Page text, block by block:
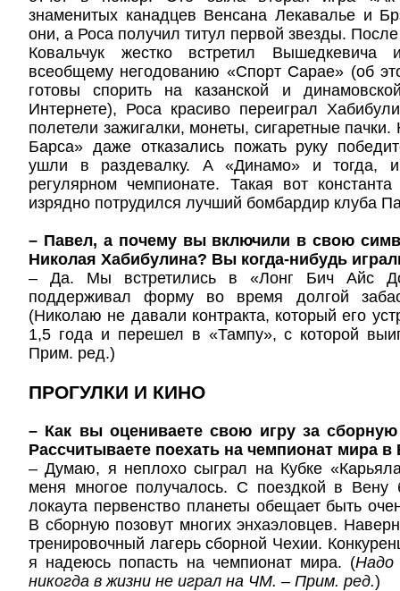
знаменитых канадцев Венсана Лекавалье и
они, а Роса получил титул первой звезды. После
Ковальчук жестко встретил
всеобщему негодованию «Спорт Сарае» (об
готовы спорить на казанской и
Интернете), Роса красиво переиграл
полетели зажигалки, монеты, сигаретные
Барса» даже отказались пожать руку
ушли в раздевалку. А «Динамо» и тогда,
регулярном чемпионате. Такая вот
изрядно потрудился лучший бомбардир клуба
– Павел, а почему вы включили в свою
Николая Хабибулина? Вы когда-нибудь
– Да. Мы встретились в «Лонг Бич Айс
поддерживал форму во время долгой
(Николаю не давали контракта, который его
1,5 года и перешел в «Тампу», с которой
Прим. ред.)
ПРОГУЛКИ И КИНО
– Как вы оцениваете свою игру за
Рассчитываете поехать на чемпионат мира в
– Думаю, я неплохо сыграл на Кубке
меня многое получалось. С поездкой в Вену
локаута первенство планеты обещает быть
В сборную позовут многих энхаэловцев.
тренировочный лагерь сборной Чехии.
я надеюсь попасть на чемпионат мира. (Надо
никогда в жизни не играл на ЧМ. – Прим. ред.)